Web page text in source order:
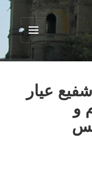
فهرست
ابزارک‌ها
جناب شفیع عیار
و